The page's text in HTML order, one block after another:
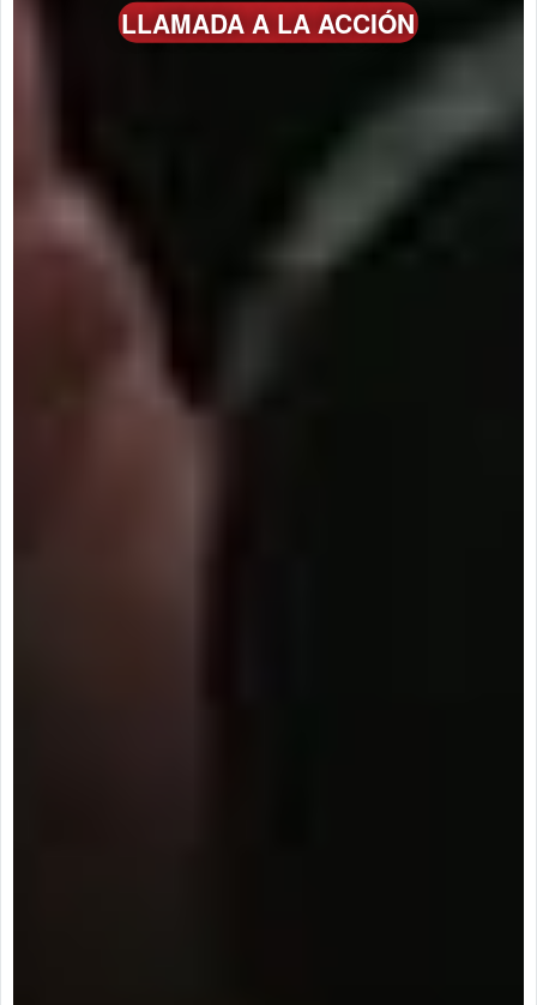
LLAMADA A LA ACCIÓN